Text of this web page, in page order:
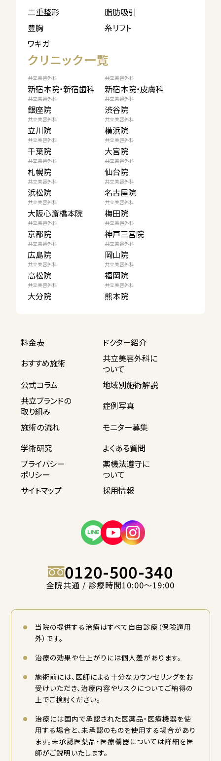
二重整形
脂肪吸引
豊胸
糸リフト
ワキガ
クリニック一覧
共立美容外科
新宿本院・新宿歯科
共立美容外科
新宿本院・皮膚科
共立美容外科
銀座院
共立美容外科
渋谷院
共立美容外科
立川院
共立美容外科
横浜院
共立美容外科
千葉院
共立美容外科
大宮院
共立美容外科
札幌院
共立美容外科
仙台院
共立美容外科
浜松院
共立美容外科
名古屋院
共立美容外科
大阪心斎橋本院
共立美容外科
梅田院
共立美容外科
京都院
共立美容外科
神戸三宮院
共立美容外科
広島院
共立美容外科
岡山院
共立美容外科
高松院
共立美容外科
福岡院
共立美容外科
大分院
共立美容外科
熊本院
料金表
ドクター紹介
おすすめ施術
共立美容外科に
ついて
公式コラム
地域別施術解説
共立ブランドの
取り組み
症例写真
施術の流れ
モニター募集
学術研究
よくある質問
プライバシー
ポリシー
薬機法遵守に
ついて
サイトマップ
採用情報
0120-500-340
全院共通 / 診療時間10:00〜19:00
当院の提供する治療はすべて自由診療（保険適用
外）です。
治療の効果や仕上がりには個人差があります。
施術前には、医師による十分なカウンセリングをお
受けいただき、治療内容やリスクについてご納得の
上でご検討ください。
治療には国内で承認された医薬品・医療機器を使
用する場合と、未承認のものを使用する場合があり
ます。未承認医薬品・医療機器については詳細を医
師がご説明いたします。